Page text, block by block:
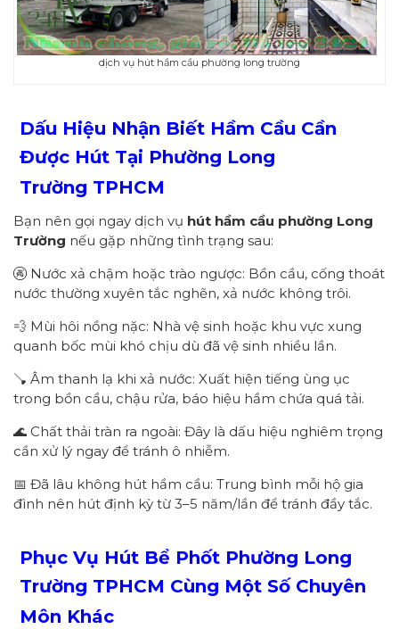
dịch vụ hút hầm cầu phường long trường
Dấu Hiệu Nhận Biết Hầm Cầu Cần
Được Hút Tại Phường Long
Trường TPHCM
Bạn nên gọi ngay dịch vụ hút hầm cầu phường Long
Trường nếu gặp những tình trạng sau:
🚱 Nước xả chậm hoặc trào ngược: Bồn cầu, cống thoát
nước thường xuyên tắc nghẽn, xả nước không trôi.
💨 Mùi hôi nồng nặc: Nhà vệ sinh hoặc khu vực xung
quanh bốc mùi khó chịu dù đã vệ sinh nhiều lần.
🪠 Âm thanh lạ khi xả nước: Xuất hiện tiếng ùng ục
trong bồn cầu, chậu rửa, báo hiệu hầm chứa quá tải.
🌊 Chất thải tràn ra ngoài: Đây là dấu hiệu nghiêm trọng
cần xử lý ngay để tránh ô nhiễm.
📅 Đã lâu không hút hầm cầu: Trung bình mỗi hộ gia
đình nên hút định kỳ từ 3–5 năm/lần để tránh đầy tắc.
Phục Vụ Hút Bể Phốt Phường Long
Trường TPHCM Cùng Một Số Chuyên
Môn Khác